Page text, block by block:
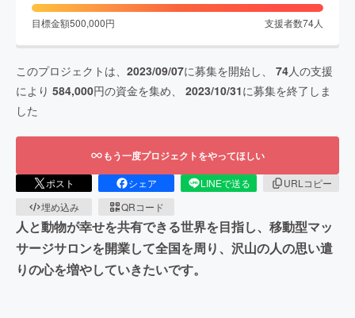
目標金額500,000円 支援者数74人
このプロジェクトは、 2023/09/07に募集を開始し、 74人の支援
により 584,000円の資金を集め、 2023/10/31に募集を終了しま
した
もう一度プロジェクトをやってほしい
ポスト シェア LINEで送る
URLコピー
埋め込み
QRコード
人と動物が幸せを共有できる世界を目指し、移動型マッ
サージサロンを開業して全国を周り、沢山の人の思い遣
りの心を増やしていきたいです。